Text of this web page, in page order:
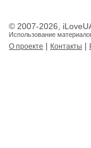
© 2007-2026,
Использование
О проекте | Контакты |